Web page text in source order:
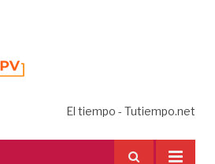
El tiempo - Tutiempo.net